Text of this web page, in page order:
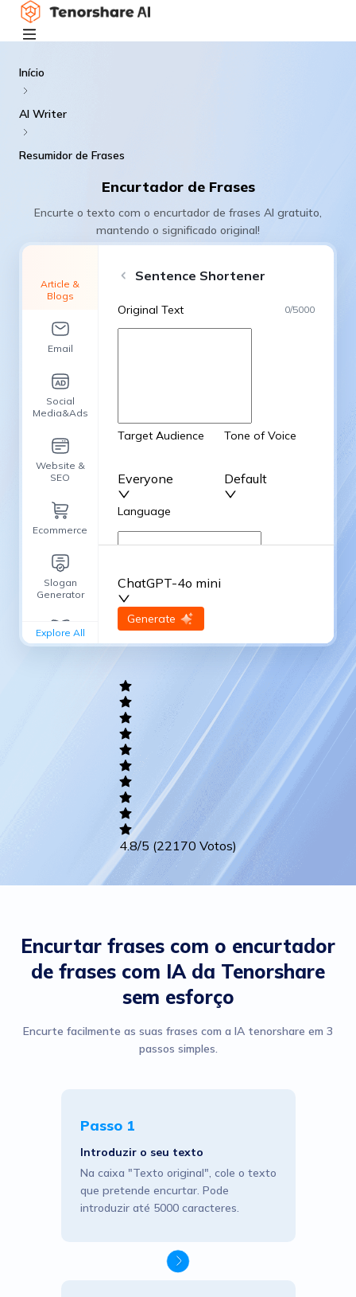
Início
AI Writer
Resumidor de Frases
Encurtador de Frases
Encurte o texto com o encurtador de frases AI gratuito,
mantendo o significado original!
Article &
Blogs
Email
Social
Media&Ads
Website &
SEO
Ecommerce
Slogan
Generator
General
Explore All
Sentence Shortener
Original Text 0/5000
Target Audience
Everyone
Tone of Voice
Default
Language
Advanced Options
ChatGPT-4o mini
Generate
4.8/5 (22170 Votos)
Encurtar frases com o encurtador
de frases com IA da Tenorshare
sem esforço
Encurte facilmente as suas frases com a IA tenorshare em 3
passos simples.
Passo 1
Introduzir o seu texto
Na caixa "Texto original", cole o texto
que pretende encurtar. Pode
introduzir até 5000 caracteres.